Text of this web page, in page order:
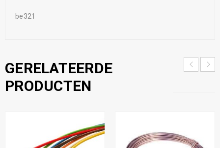
be321
GERELATEERDE
PRODUCTEN